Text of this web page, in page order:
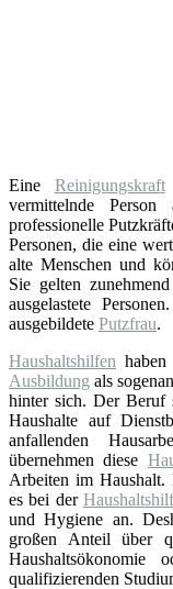
Eine Reinigungskraft
vermittelnde
professionelle
Personen, die eine
alte Menschen und
Sie gelten
ausgelastete
ausgebildete Putzfrau.
Haushaltshilfen
Ausbildung als
hinter sich. Der Beruf
Haushalte auf
anfallenden
übernehmen diese
Arbeiten im
es bei der
und Hygiene an.
großen Anteil über
qualifizierenden